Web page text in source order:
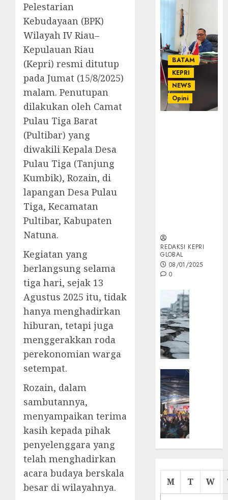
Pelestarian
Kebudayaan (BPK)
Wilayah IV Riau–
Kepulauan Riau
(Kepri) resmi ditutup
pada Jumat (15/8/2025)
malam. Penutupan
dilakukan oleh Camat
Pulau Tiga Barat
(Pultibar) yang
diwakili Kepala Desa
Pulau Tiga (Tanjung
Kumbik), Rozain, di
lapangan Desa Pulau
Tiga, Kecamatan
Pultibar, Kabupaten
Natuna.
Kegiatan yang
berlangsung selama
tiga hari, sejak 13
Agustus 2025 itu, tidak
hanya menghadirkan
hiburan, tetapi juga
menggerakkan roda
perekonomian warga
setempat.
Rozain, dalam
sambutannya,
menyampaikan terima
kasih kepada pihak
penyelenggara yang
telah menghadirkan
acara budaya berskala
besar di wilayahnya.
BATAM
KEPRI
NEWS
Opini
REDAKSI KEPRI
GLOBAL
08/01/2025
0
Cermin
M T W